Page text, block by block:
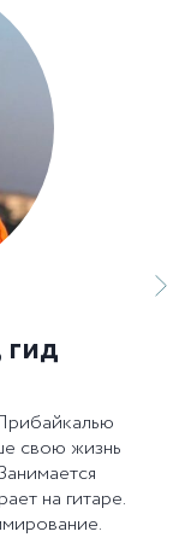
свою жизнь
на гитаре.